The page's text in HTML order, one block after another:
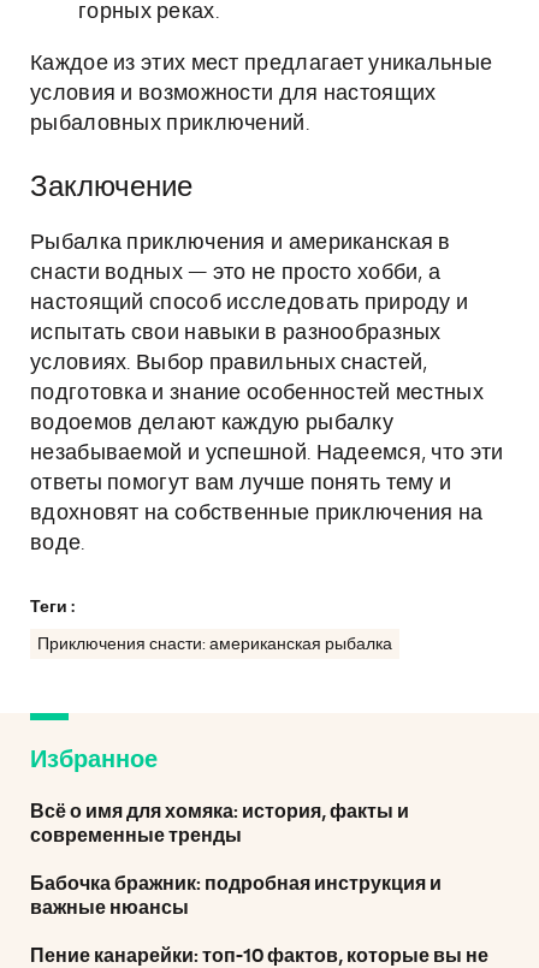
горных реках.
Каждое из этих мест предлагает уникальные
условия и возможности для настоящих
рыбаловных приключений.
Заключение
Рыбалка приключения и американская в
снасти водных — это не просто хобби, а
настоящий способ исследовать природу и
испытать свои навыки в разнообразных
условиях. Выбор правильных снастей,
подготовка и знание особенностей местных
водоемов делают каждую рыбалку
незабываемой и успешной. Надеемся, что эти
ответы помогут вам лучше понять тему и
вдохновят на собственные приключения на
воде.
Теги :
Приключения снасти: американская рыбалка
Избранное
Всё о имя для хомяка: история, факты и
современные тренды
Бабочка бражник: подробная инструкция и
важные нюансы
Пение канарейки: топ-10 фактов, которые вы не